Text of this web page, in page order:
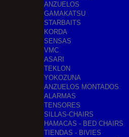
ANZUELOS
GAMAKATSU
STARBAITS
KORDA
SENSAS
VMC
ASARI
TEKLON
YOKOZUNA
ANZUELOS MONTADOS
ALARMAS
TENSORES
SILLAS-CHAIRS
HAMACAS - BED CHAIRS
TIENDAS - BIVIES